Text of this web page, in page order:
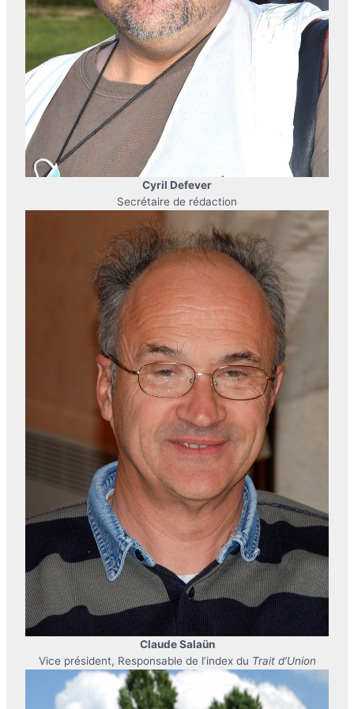
Cyril Defever
Secrétaire de rédaction
Claude Salaün
Vice président, Responsable de l’index du Trait d’Union